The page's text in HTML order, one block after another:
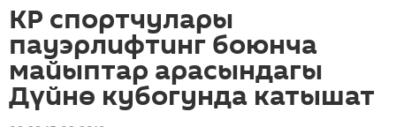
КР спортчулары
пауэрлифтинг боюнча
майыптар арасындагы
Дүйнө кубогунда катышат